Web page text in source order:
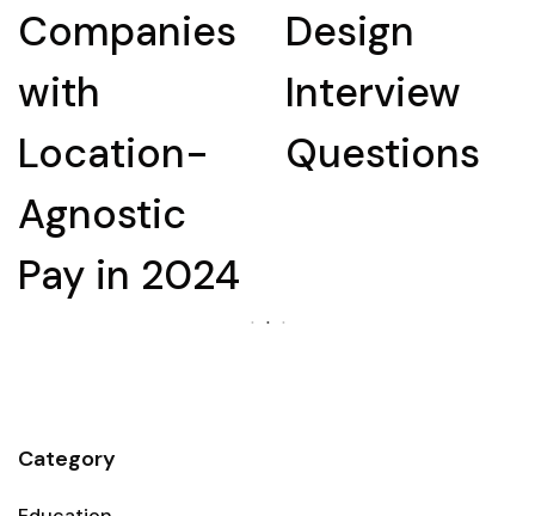
Design
Interview
Questions
Research a
Company
for an
Category